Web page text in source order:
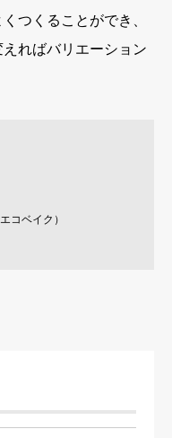
つくることができ、
ればバリエーション
コベイク）